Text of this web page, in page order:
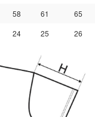
58 61 65
24 25 26